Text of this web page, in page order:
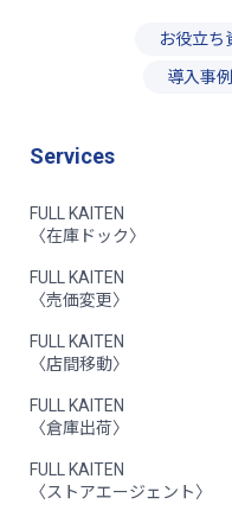
お役立ち
導入事例
Services
FULL KAITEN
〈在庫ドック〉
FULL KAITEN
〈売価変更〉
FULL KAITEN
〈店間移動〉
FULL KAITEN
〈倉庫出荷〉
FULL KAITEN
〈ストアエージェント〉